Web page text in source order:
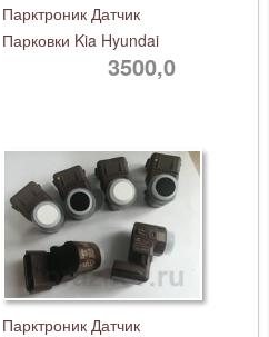
Парктроник Датчик
Парковки Kia Hyundai
3500,0
Парктроник Датчик